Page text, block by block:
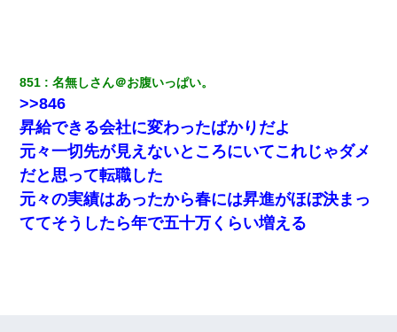
「お前の父ちゃんは自宅警備員」とかからかわれたけど、実はと
んでもない仕事に就いていた
隣室のお婆ちゃん「下階からの異臭に困ってる、今もすっごく臭
い」私「変だなあ～なにも臭わないよ」→ その後。警察『絶対に
窓とドアを開けないで』
17年飼っていた犬が亡くなった。鼻水垂らし嗚咽する私に、猫が
851 名無しさん＠お腹いっぱい。
>>846
昇給できる会社に変わったばかりだよ
元々一切先が見えないところにいてこれじゃダメ
だと思って転職した
元々の実績はあったから春には昇進がほぼ決まっ
ててそうしたら年で五十万くらい増える